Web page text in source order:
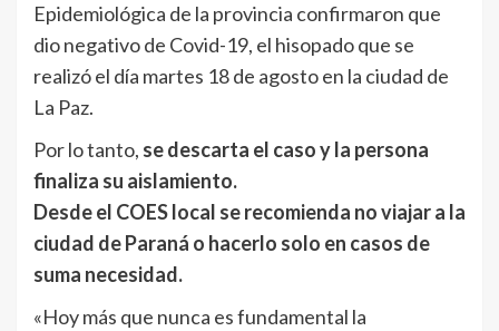
Epidemiológica de la provincia confirmaron que
dio negativo de Covid-19, el hisopado que se
realizó el día martes 18 de agosto en la ciudad de
La Paz.
Por lo tanto, se descarta el caso y la persona
finaliza su aislamiento.
Desde el COES local se recomienda no viajar a la
ciudad de Paraná o hacerlo solo en casos de
suma necesidad.
«Hoy más que nunca es fundamental la